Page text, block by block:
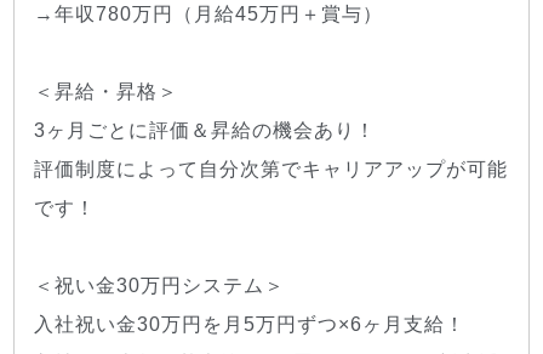
→年収780万円（月給45万円＋賞与）
＜昇給・昇格＞
3ヶ月ごとに評価＆昇給の機会あり！
評価制度によって自分次第でキャリアアップが可能
です！
＜祝い金30万円システム＞
入社祝い金30万円を月5万円ずつ×6ヶ月支給！